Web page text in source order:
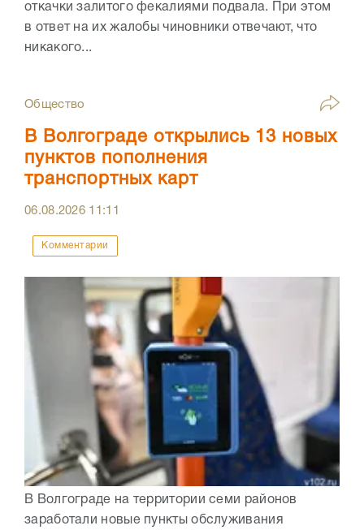
откачки залитого фекалиями подвала. При этом
в ответ на их жалобы чиновники отвечают, что
никакого...
Общество
В Волгограде открылись 13 новых
пунктов пополнения
транспортных карт
06.08.2026 11:11
Комментарии
В Волгограде на территории семи районов
заработали новые пункты обслуживания